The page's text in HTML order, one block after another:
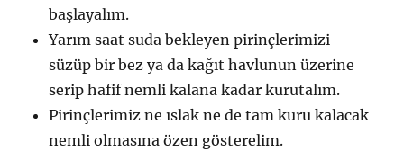
başlayalım.
Yarım saat suda bekleyen pirinçlerimizi
süzüp bir bez ya da kağıt havlunun üzerine
serip hafif nemli kalana kadar kurutalım.
Pirinçlerimiz ne ıslak ne de tam kuru kalacak
nemli olmasına özen gösterelim.